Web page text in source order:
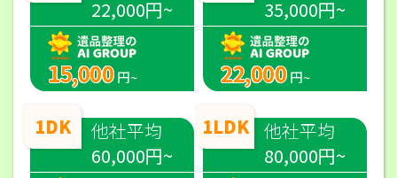
22,000円~
15,000 円~
1DK
他社平均
60,000円~
35,000円~
22,000 円~
1LDK 他社平均
80,000円~